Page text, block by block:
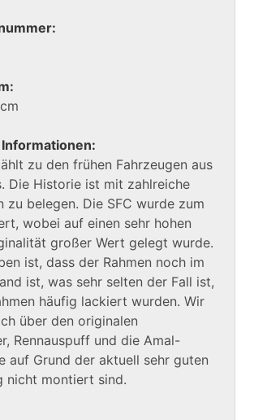
zu den frühen Fahrzeugen aus
Die Historie ist mit zahlreiche
zu belegen. Die SFC wurde zum
wobei auf einen sehr hohen
großer Wert gelegt wurde.
ist, dass der Rahmen noch im
ist, was sehr selten der Fall ist,
häufig lackiert wurden. Wir
über den originalen
Rennauspuff und die Amal-
auf Grund der aktuell sehr guten
nicht montiert sind.